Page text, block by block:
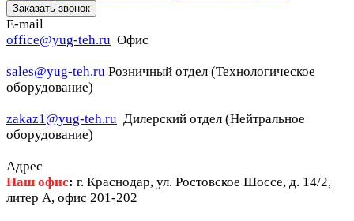
Заказать звонок
E-mail
office@yug-teh.ru Офис
sales@yug-teh.ru Розничный отдел (Технологическое
оборудование)
zakaz1@yug-teh.ru Дилерский отдел (Нейтральное
оборудование)
Адрес
Наш офис: г. Краснодар, ул. Ростовское Шоссе, д. 14/2,
литер А, офис 201-202